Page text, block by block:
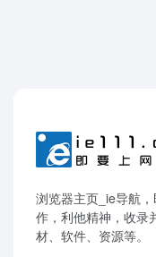
浏览器主页_ie导航
作，利他精神，收录
材、软件、资源等。